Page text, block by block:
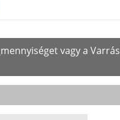
vagy a